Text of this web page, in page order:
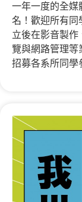
一年一度的全媒
名！歡迎所有
立後在影音製
覽與網路管理等
招募各系所同學